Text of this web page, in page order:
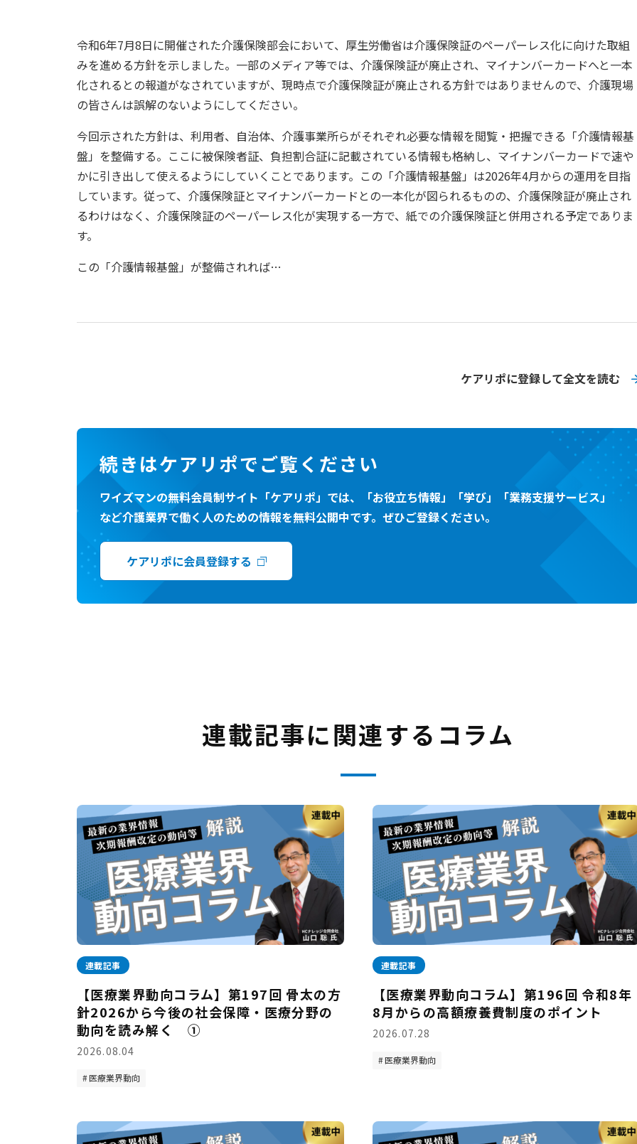
令和6年7月8日に開催された介護保険部会において、厚生労働省は介護保険証のペーパーレス化に向けた取組
みを進める方針を示しました。一部のメディア等では、介護保険証が廃止され、マイナンバーカードへと一本
化されるとの報道がなされていますが、現時点で介護保険証が廃止される方針ではありませんので、介護現場
の皆さんは誤解のないようにしてください。
今回示された方針は、利用者、自治体、介護事業所らがそれぞれ必要な情報を閲覧・把握できる「介護情報基
盤」を整備する。ここに被保険者証、負担割合証に記載されている情報も格納し、マイナンバーカードで速や
かに引き出して使えるようにしていくことであります。この「介護情報基盤」は2026年4月からの運用を目指
しています。従って、介護保険証とマイナンバーカードとの一本化が図られるものの、介護保険証が廃止され
るわけはなく、介護保険証のペーパーレス化が実現する一方で、紙での介護保険証と併用される予定でありま
す。
この「介護情報基盤」が整備されれば…
ケアリポに登録して全文を読む
続きはケアリポでご覧ください
ワイズマンの無料会員制サイト「ケアリポ」では、「お役立ち情報」「学び」「業務支援サービス」
など介護業界で働く人のための情報を無料公開中です。ぜひご登録ください。
ケアリポに会員登録する
連載記事に関連するコラム
連載記事
【医療業界動向コラム】第197回 骨太の方
針2026から今後の社会保障・医療分野の
動向を読み解く ①
2026.08.04
医療業界動向
連載記事
【医療業界動向コラム】第196回 令和8年
8月からの高額療養費制度のポイント
2026.07.28
医療業界動向